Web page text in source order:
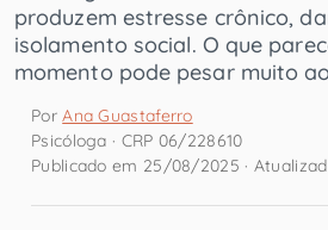
produzem estresse crônico,
isolamento social. O que
momento pode pesar muito
PorAna Guastaferro
Psicóloga · CRP 06/228610
Publicado em 25/08/2025 ·